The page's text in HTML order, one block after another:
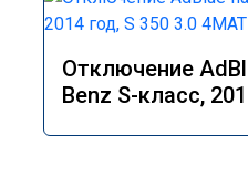
Отключение
Benz S-класс,